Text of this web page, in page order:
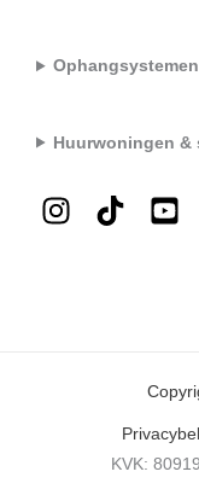
Ophangsystemen
Huurwoningen &
KVK: